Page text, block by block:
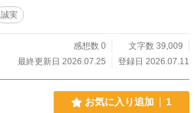
誠実
感想数 0
文字数 39,009
最終更新日 2026.07.25
登録日 2026.07.11
お気に入り追加 1